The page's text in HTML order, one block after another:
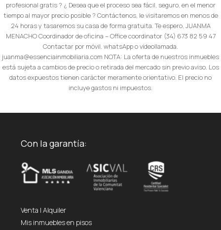
profesional gratis ? ¿ Desea que el proceso sea fácil, seguro, en el menor
tiempo al mayor precio posible ? Contáctenos, le visitaremos en menos de
24 horas y tasaremos su casa de forma gratuita. Te espero, JUANMA
MENACHO Coordinador de oficina – Office coordinator (34) 673 82 59 47
Contactar por móvil. whatsApp o videollamada.
juanma@essenciainmobiliaria.com NOTA: La oferta de nuestros inmuebles
está sujeta a cambios de precio o retirada del mercado sin previo aviso. Los
datos expuestos tienen carácter meramente orientativo. El precio no
incluye gastos ni impuestos.
Con la garantía:
Venta | Alquiler
Mis inmuebles en pisos